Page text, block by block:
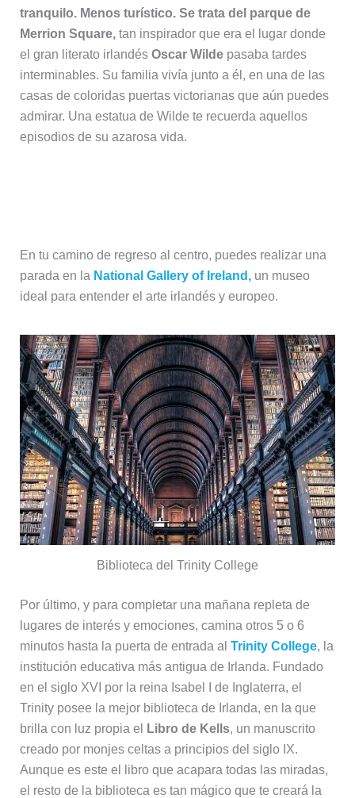
tranquilo. Menos turístico. Se trata del parque de
Merrion Square,tan inspirador que era el lugar donde
el gran literato irlandés Oscar Wildepasaba tardes
interminables. Su familia vivía junto a él, en una de las
casas de coloridas puertas victorianas que aún puedes
admirar. Una estatua de Wilde te recuerda aquellos
episodios de su azarosa vida.
En tu camino de regreso al centro, puedes realizar una
parada en la National Gallery of Ireland,un museo
ideal para entender el arte irlandés y europeo.
Biblioteca del Trinity College
Por último, y para completar una mañana repleta de
lugares de interés y emociones, camina otros 5 o 6
minutos hasta la puerta de entrada al Trinity College, la
institución educativa más antigua de Irlanda. Fundado
en el siglo XVI por la reina Isabel I de Inglaterra, el
Trinity posee la mejor biblioteca de Irlanda, en la que
brilla con luz propia el
Libro de Kells, un manuscrito
creado por monjes celtas a principios del siglo IX.
Aunque es este el libro que acapara todas las miradas,
el resto de la biblioteca es tan mágico que te creará la